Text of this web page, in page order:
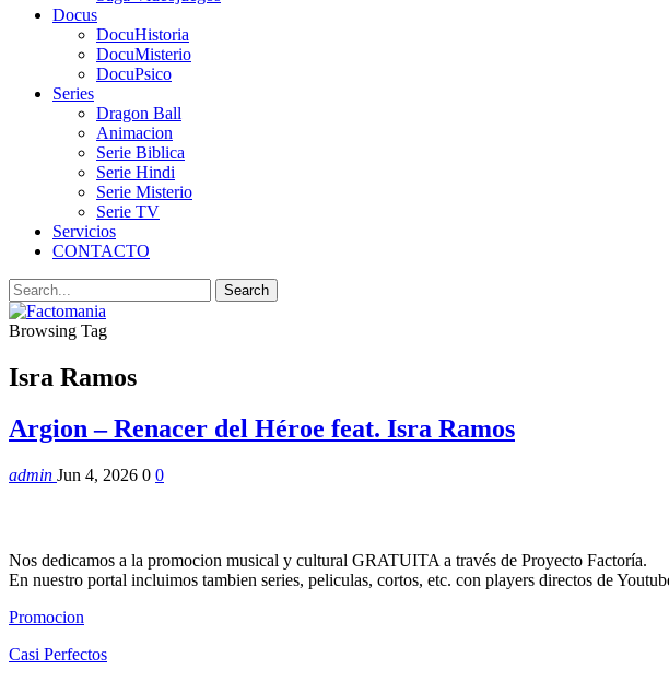
Docus
DocuHistoria
DocuMisterio
DocuPsico
Series
Dragon Ball
Animacion
Serie Biblica
Serie Hindi
Serie Misterio
Serie TV
Servicios
CONTACTO
Browsing Tag
Isra Ramos
Argion – Renacer del Héroe feat. Isra Ramos
admin Jun 4, 2026 0 0
Nos dedicamos a la promocion musical y cultural GRATUITA a través de Proyecto Factoría.
En nuestro portal incluimos tambien series, peliculas, cortos, etc. con players directos de
Promocion
Casi Perfectos